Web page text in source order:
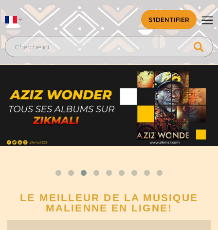
S'IDENTIFIER
LE MEILLEUR DE LA MUSIQUE
MALIENNE EN LIGNE!